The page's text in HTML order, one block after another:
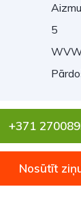
5
+371
Nosūtīt